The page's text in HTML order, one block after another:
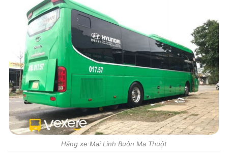
Hãng xe Mai Linh Buôn Ma Thuột